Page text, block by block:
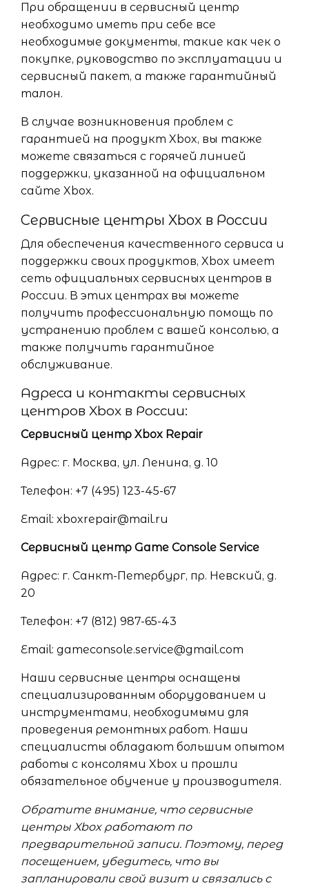
При обращении в сервисный центр
необходимо иметь при себе все
необходимые документы, такие как чек о
покупке, руководство по эксплуатации и
сервисный пакет, а также гарантийный
талон.
В случае возникновения проблем с
гарантией на продукт Xbox, вы также
можете связаться с горячей линией
поддержки, указанной на официальном
сайте Xbox.
Сервисные центры Xbox в России
Для обеспечения качественного сервиса и
поддержки своих продуктов, Xbox имеет
сеть официальных сервисных центров в
России. В этих центрах вы можете
получить профессиональную помощь по
устранению проблем с вашей консолью, а
также получить гарантийное
обслуживание.
Адреса и контакты сервисных
центров Xbox в России:
Сервисный центр Xbox Repair
Адрес: г. Москва, ул. Ленина, д. 10
Телефон: +7 (495) 123-45-67
Email: xboxrepair@mail.ru
Сервисный центр Game Console Service
Адрес: г. Санкт-Петербург, пр. Невский, д.
20
Телефон: +7 (812) 987-65-43
Email: gameconsole.service@gmail.com
Наши сервисные центры оснащены
специализированным оборудованием и
инструментами, необходимыми для
проведения ремонтных работ. Наши
специалисты обладают большим опытом
работы с консолями Xbox и прошли
обязательное обучение у производителя.
Обратите внимание, что сервисные
центры Xbox работают по
предварительной записи. Поэтому, перед
посещением, убедитесь, что вы
запланировали свой визит и связались с